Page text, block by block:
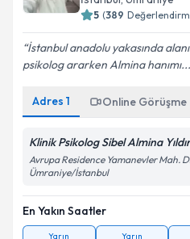
5 (389
İstanbul anadolu yakasında
psikolog ararken Almina hanımı...
Adres 1 Online Görüşme
Klinik Psikolog Sibel Almina
Avrupa Residence Yamanevler Mah.
Ümraniye/İstanbul
En Yakın Saatler
Yarın Yarın